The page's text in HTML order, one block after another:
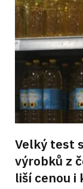
Velký test
výrobků z
liší cenou i